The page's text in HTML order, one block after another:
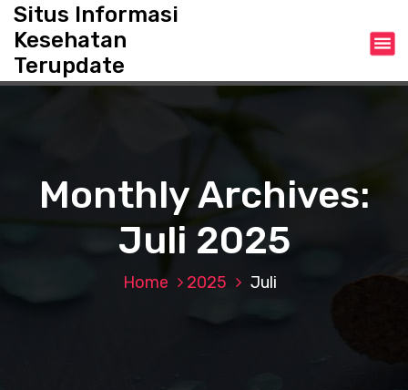
t
Situs Informasi
Kesehatan
Terupdate
Monthly Archives:
Juli 2025
Home 2025 Juli